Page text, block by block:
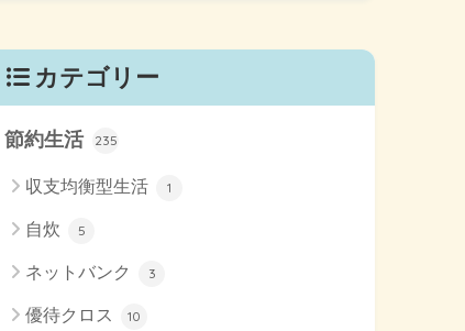
カテゴリー
節約生活 235
収支均衡型生活 1
自炊 5
ネットバンク 3
優待クロス 10